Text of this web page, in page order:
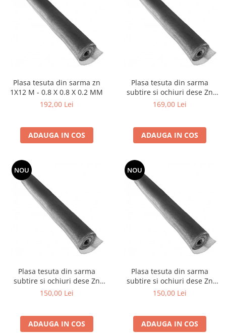
Semanatori manuale
Tocatori vegetatie
Mașini hidraulice de despicat
Plug de scos cartofi
Rarițe
Freze de pamant
Cositori
Tocatoare agricole
Cultivatoare
Articole electrice
Prelungitoare
Sigurante electrice
Surse de iluminat
Scule pentru construcții
Ciocane rotopercutoare
Plase gard
Plasa sarma galvanizata zincata
Sarma moale neagra pentru fierari
Plasa tesuta din sarma zn
1X12 M - 0.8 X 0.8 X 0.2 MM
192,00 Lei
ADAUGA IN COS
Plasa tesuta din sarma
subtire si ochiuri dese Zn
1x12 M - 1.0x1.0x0.2 mm
169,00 Lei
ADAUGA IN COS
NOU
Plasa tesuta din sarma
subtire si ochiuri dese Zn
1x12 m - 1.4x1.4x0.2 mm
150,00 Lei
ADAUGA IN COS
NOU
Plasa tesuta din sarma
subtire si ochiuri dese Zn
1x12 m - 1.6x1.6x0.2 mm
150,00 Lei
ADAUGA IN COS